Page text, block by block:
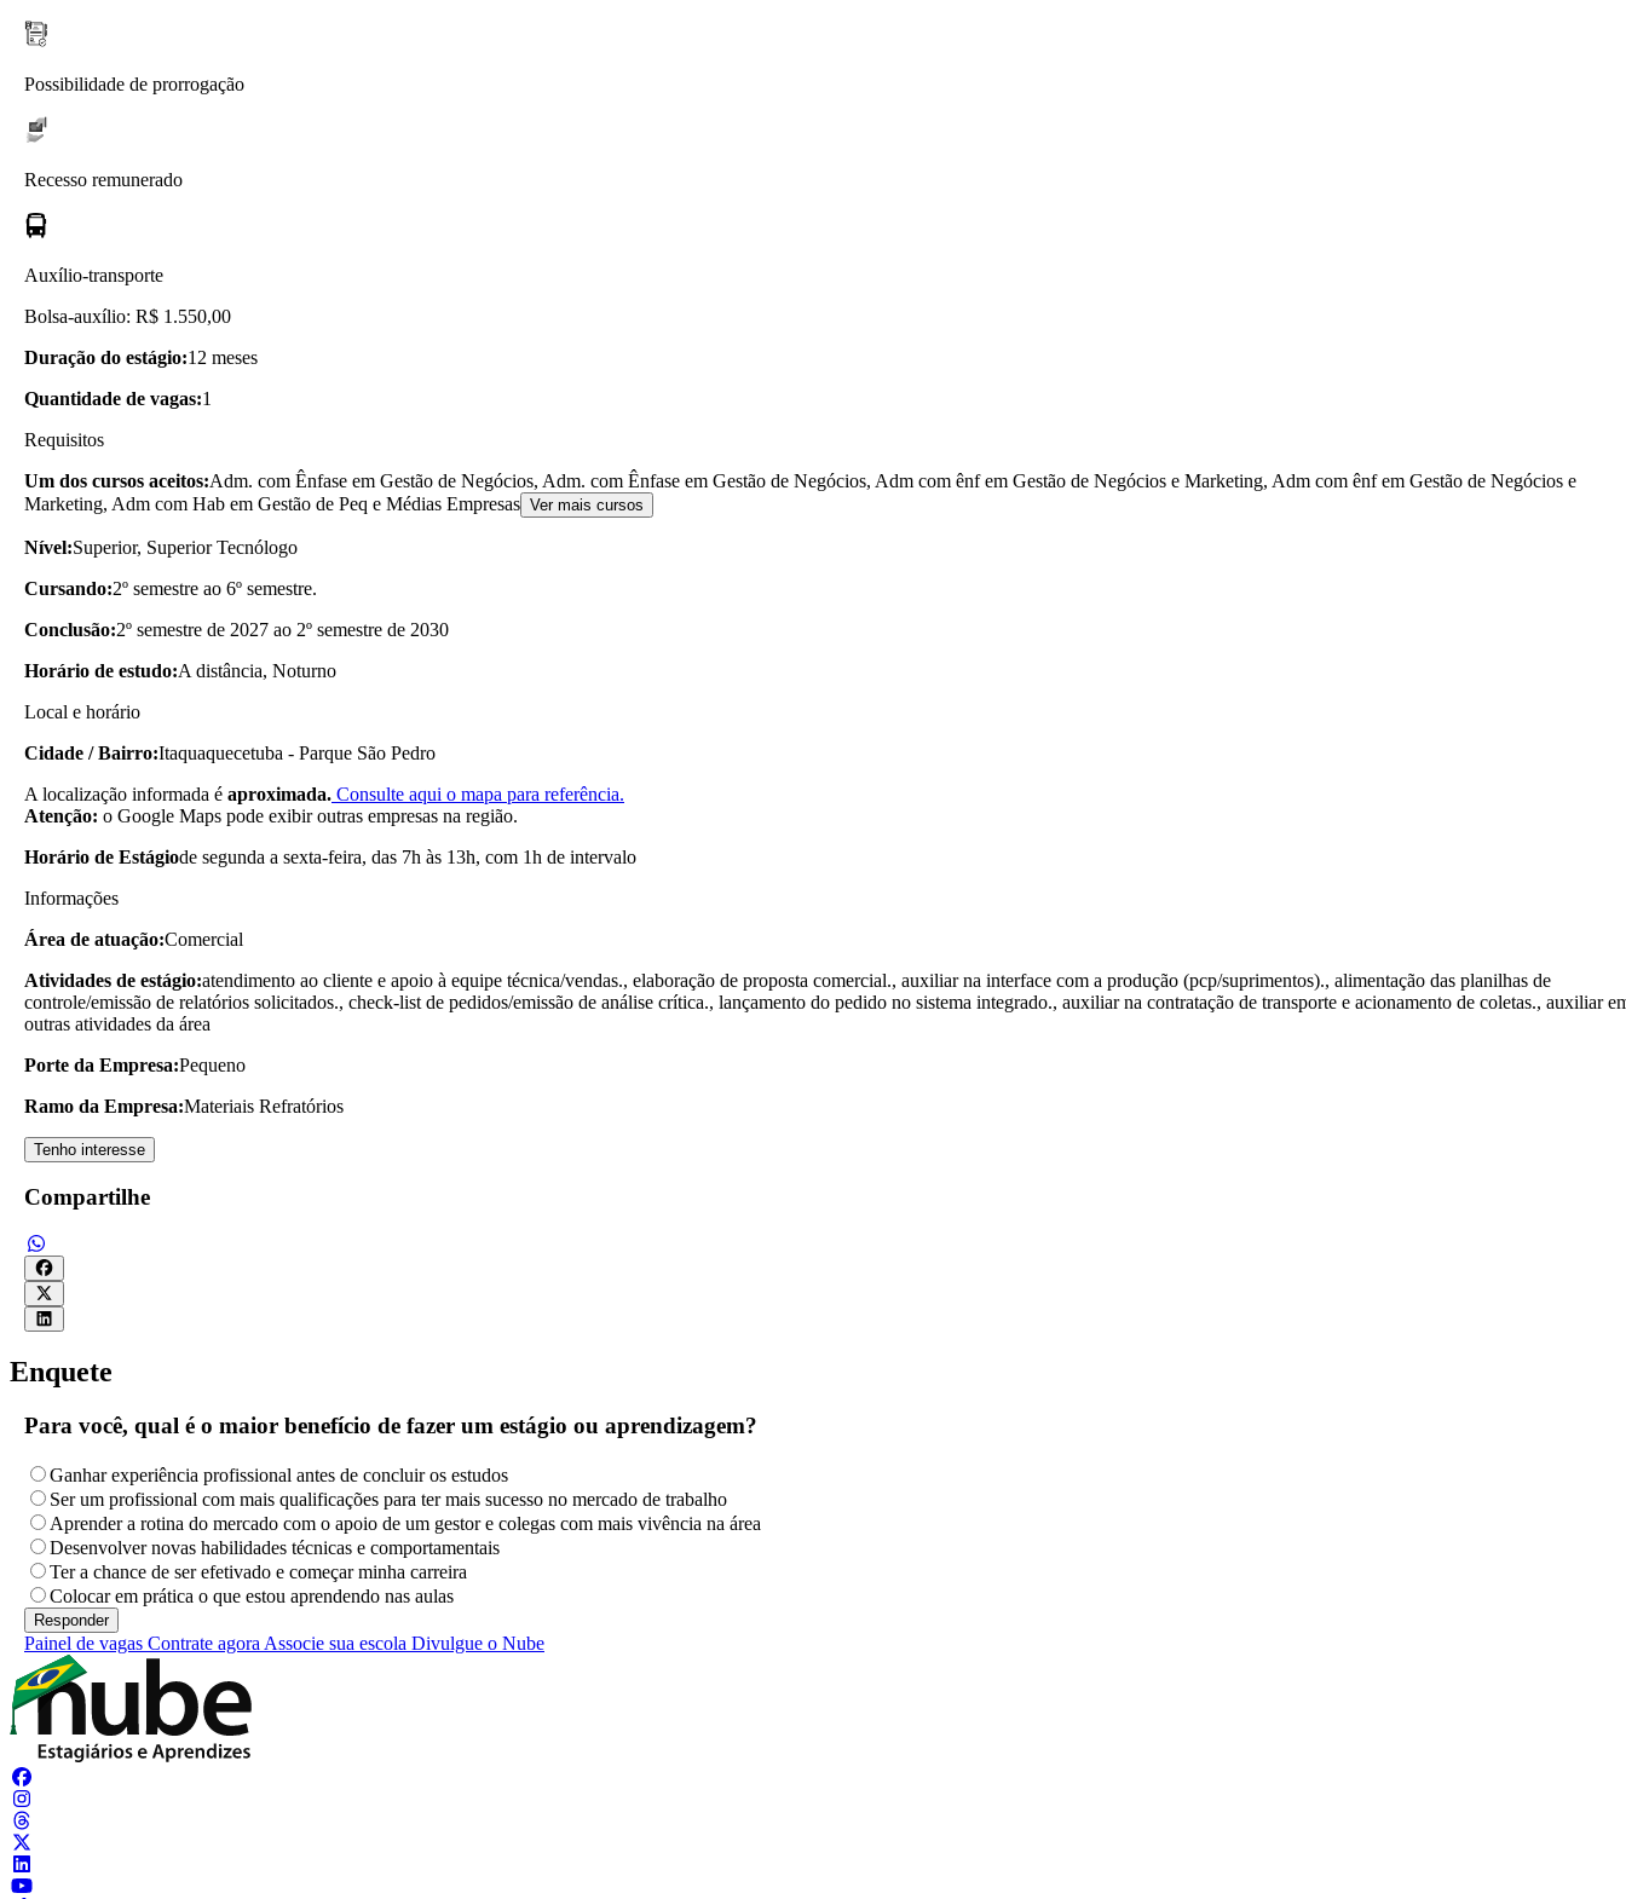
Possibilidade de prorrogação
Recesso remunerado
Auxílio-transporte
Bolsa-auxílio: R$ 1.550,00
Duração do estágio:12 meses
Quantidade de vagas:1
Requisitos
Um dos cursos aceitos:Adm. com Ênfase em Gestão de Negócios, Adm. com Ênfase em Gestão de Negócios, Adm com ênf em Gestão de Negócios e Marketing, Adm com ênf em Gestão de Negócios e
Marketing, Adm com Hab em Gestão de Peq e Médias Empresas Ver mais cursos
Nível:Superior, Superior Tecnólogo
Cursando:2º semestre ao 6º semestre.
Conclusão:2º semestre de 2027 ao 2º semestre de 2030
Horário de estudo:A distância, Noturno
Local e horário
Cidade / Bairro:Itaquaquecetuba - Parque São Pedro
A localização informada é aproximada. Consulte aqui o mapa para referência.
Atenção: o Google Maps pode exibir outras empresas na região.
Horário de Estágiode segunda a sexta-feira, das 7h às 13h, com 1h de intervalo
Informações
Área de atuação:Comercial
Atividades de estágio:atendimento ao cliente e apoio à equipe técnica/vendas., elaboração de proposta comercial., auxiliar na interface com a produção (pcp/suprimentos)., alimentação das planilhas de
controle/emissão de relatórios solicitados., check-list de pedidos/emissão de análise crítica., lançamento do pedido no sistema integrado., auxiliar na contratação de transporte e acionamento de coletas., auxiliar
outras atividades da área
Porte da Empresa:Pequeno
Ramo da Empresa:Materiais Refratórios
Tenho interesse
Compartilhe
Enquete
Para você, qual é o maior benefício de fazer um estágio ou aprendizagem?
Ganhar experiência profissional antes de concluir os estudos
Ser um profissional com mais qualificações para ter mais sucesso no mercado de trabalho
Aprender a rotina do mercado com o apoio de um gestor e colegas com mais vivência na área
Desenvolver novas habilidades técnicas e comportamentais
Ter a chance de ser efetivado e começar minha carreira
Colocar em prática o que estou aprendendo nas aulas
Painel de vagas Contrate agora Associe sua escola Divulgue o Nube